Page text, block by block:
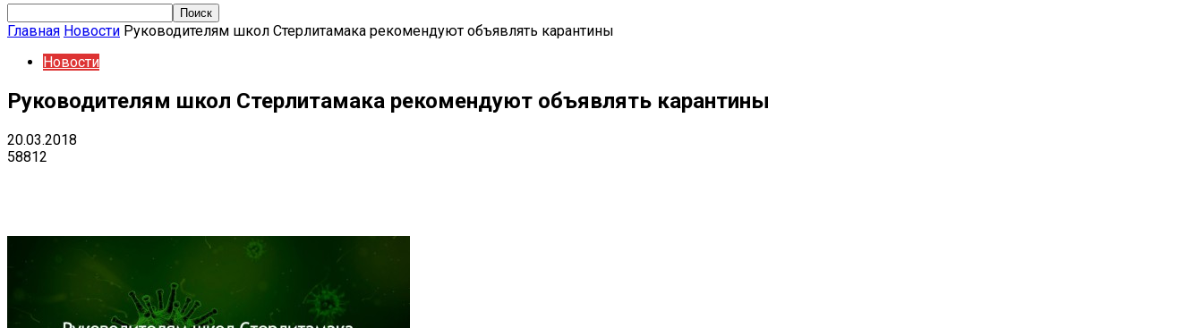
Главная Новости Руководителям школ Стерлитамака рекомендуют объявлять карантины
Новости
Руководителям школ Стерлитамака рекомендуют объявлять карантины
20.03.2018
58812